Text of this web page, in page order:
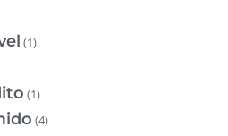
(1)
(1)
(4)